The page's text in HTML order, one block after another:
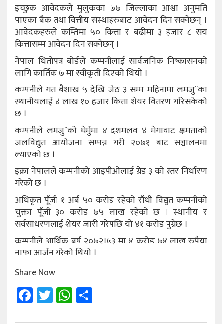
इच्छुक आवेदकले मुलुकका ७७ जिल्लाका आश्वा अनुमति
पाएका बैंक तथा वित्तीय संस्थाहरुबाट आवेदन दिन सक्नेछन् ।
आवेदकहरुले कम्तिमा ५० कित्ता र बढीमा ३ हजार ८ सय
कित्तासम्म आवेदन दिन सक्नेछन् ।
नेपाल धितोपत्र बोर्डले कम्पनीलाई सार्वजनिक निष्कासनको
लागि कार्तिक ७ मा स्वीकृती दिएको थियो ।
कम्पनीले गत बैशाख ५ देखि जेठ ३ सम्म महिनामा लमजु¨का
स्थानीयलाई ४ लाख १० हजार कित्ता शेयर वितरण गरिसकेको
छ ।
कम्पनीले लमजु¨को घेर्मुमा ४ दशमलव ४ मेगावाट क्षमताको
जलविद्युत आयोजना सम्पन्न गरी २०७१ बाट सञ्चालनमा
ल्याएको छ ।
इक्रा नेपालले कम्पनीको आइपीओलाई ग्रेड ३ को स्तर निर्धारण
गरेको छ ।
अधिकृत पूँजी १ अर्ब ५० करोड रहेको राँधी विद्युत कम्पनीको
चुक्ता पूँजी ३० करोड ७५ लाख रहेको छ । स्थानीय र
सर्वसाधरणलाई शेयर जारी गरेपछि यो ४१ करोड पुग्नेछ ।
कम्पनीले आर्थिक बर्ष २०७२।७३ मा ४ करोड ७४ लाख रुपैया
नाफा आर्जन गरेको थियो ।
Share Now
Facebook
TwitterWhatsApp